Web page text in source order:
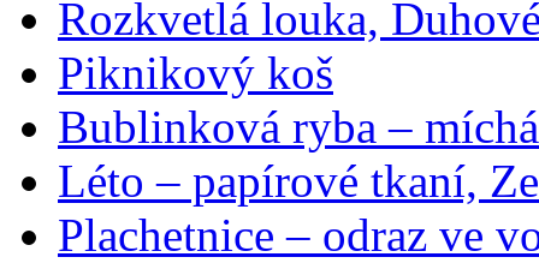
Rozkvetlá louka,
Piknikový koš
Bublinková ryba –
Léto – papírové tkaní,
Plachetnice – odraz ve